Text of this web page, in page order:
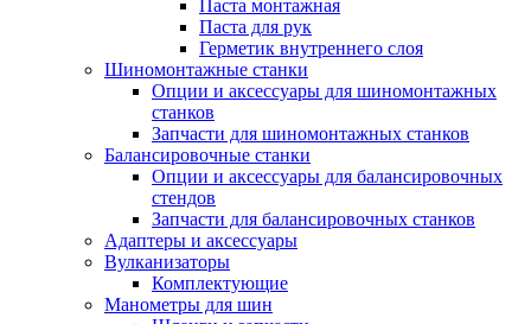
Паста монтажная
Паста для рук
Герметик внутреннего слоя
Шиномонтажные станки
Опции и аксессуары для шиномонтажных
станков
Запчасти для шиномонтажных станков
Балансировочные станки
Опции и аксессуары для балансировочных
стендов
Запчасти для балансировочных станков
Адаптеры и аксессуары
Вулканизаторы
Комплектующие
Манометры для шин